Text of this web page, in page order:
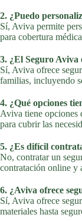
2. ¿Puedo
Sí, Aviva permite
para cobertura
3. ¿El Seguro Aviva
Sí, Aviva ofrece
familias, incluyendo
4. ¿Qué opciones
Aviva tiene opciones
para cubrir las
5. ¿Es difícil
No, contratar un
contratación online y
6. ¿Aviva ofrece
Sí, Aviva ofrece
materiales hasta